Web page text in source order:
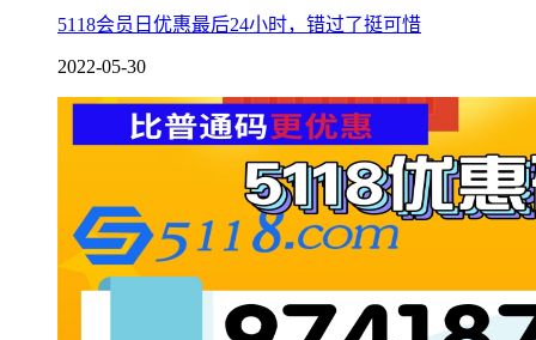
5118会员日优惠最后24小时，错过了挺可惜
2022-05-30